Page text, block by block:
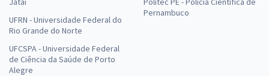
UFRN - Universidade Federal do
Rio Grande do Norte
UFCSPA - Universidade Federal
de Ciência da Saúde de Porto
Alegre
Pernambuco